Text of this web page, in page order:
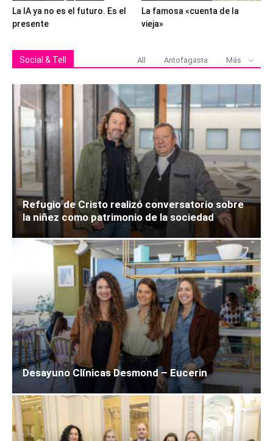
La IA ya no es el futuro. Es el
presente
La famosa «cuenta de la
vieja»
Social & Tell All Antofagasta Más
Refugio de Cristo realizó conversatorio sobre
la niñez como patrimonio de la sociedad
Desayuno Clínicas Desmond – Eucerin